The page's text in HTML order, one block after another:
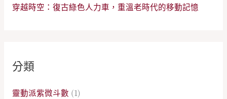
穿越時空：復古綠色人力車，重溫老時代的移動記憶
分類
靈動派紫微斗數 (1)